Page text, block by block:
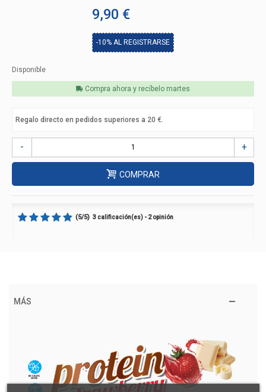
9,90 €
-10% AL REGISTRARSE
Disponible
Compra ahora y recíbelo martes
Regalo directo en pedidos superiores a 20 €.
- +
COMPRAR
(5/5) 3calificación(es) -2opinión
MÁS